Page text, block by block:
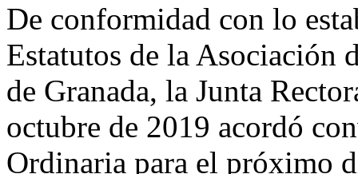
De conformidad con lo
Estatutos de la Asociación
de Granada, la Junta
octubre de 2019 acordó
Ordinaria para el próximo